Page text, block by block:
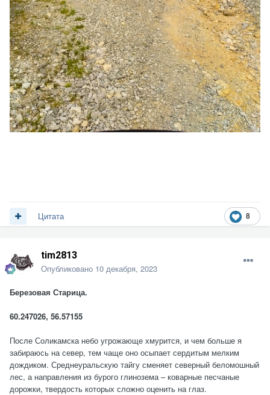
8
Цитата
tim2813
Опубликовано 10 декабря, 2023
Березовая Старица.
60.247026, 56.57155
После Соликамска небо угрожающе хмурится, и чем больше я
забираюсь на север, тем чаще оно осыпает сердитым мелким
дождиком. Среднеуральскую тайгу сменяет северный беломошный
лес, а направления из бурого глинозема – коварные песчаные
дорожки, твердость которых сложно оценить на глаз.